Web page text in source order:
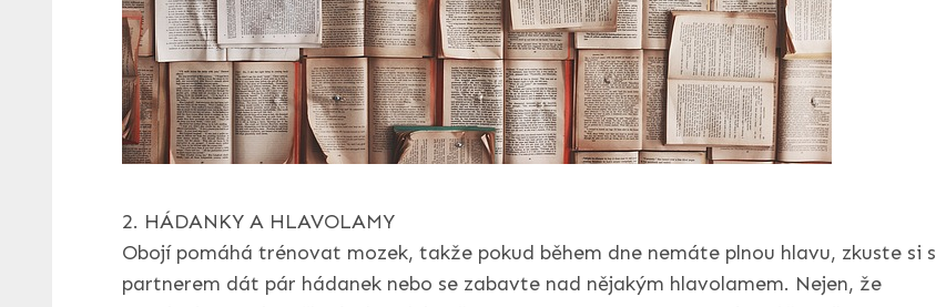
2. HÁDANKY A HLAVOLAMY
Obojí pomáhá trénovat mozek, takže pokud během dne nemáte plnou hlavu, zkuste si s
partnerem dát pár hádanek nebo se zabavte nad nějakým hlavolamem. Nejen, že